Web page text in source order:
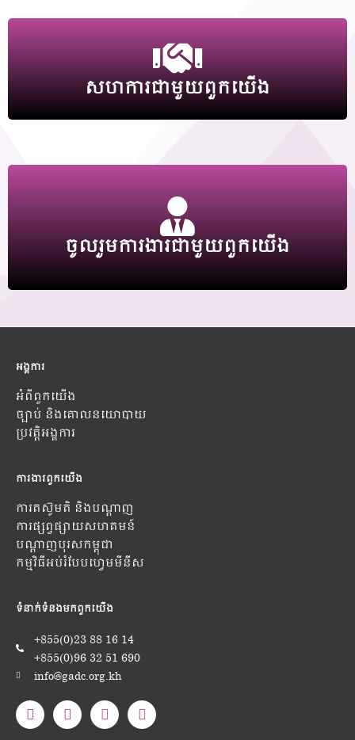
សហការជាមួយពួកយើង
ចូលរួមការងារជាមួយពួកយើង
អង្គការ
អំពីពួកយើង
ច្បាប់ និងគោលនយោបាយ
ប្រវត្តិអង្គការ
ការងារ​ពួកយើង
ការតស៊ូមតិ និងបណ្តាញ
ការផ្សព្វផ្សាយសហគមន៍
បណ្តាញបុរសកម្ពុជា
កម្មវិធីអប់រំបែបហ្វេមមីនីស
ទំនាក់ទំនងមក​ពួក​យើង
+855(0)23 88 16 14
+855(0)96 32 51 690
info@gadc.org.kh